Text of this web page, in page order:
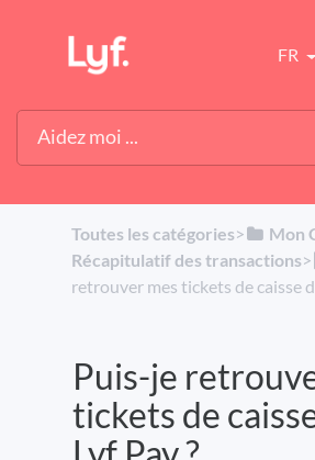
FR
Toutes les catégories​>​ ​Mon
Récapitulatif des transactions​>​
retrouver mes tickets de caisse
Puis-je
tickets de